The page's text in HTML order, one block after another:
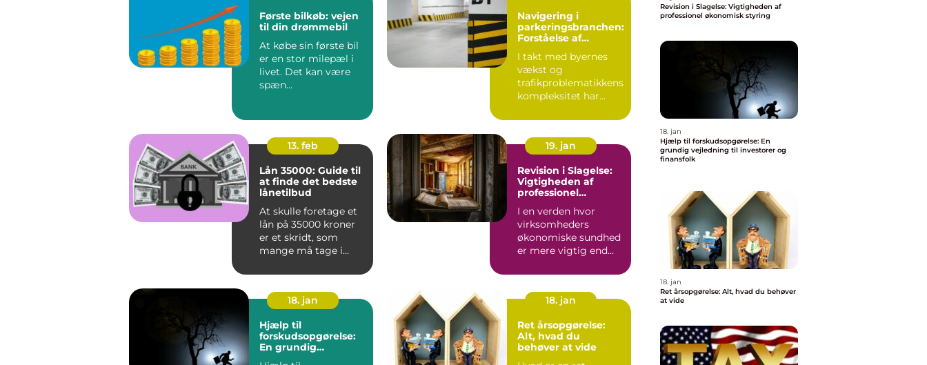
Første bilkøb: vejen
til din drømmebil
At købe sin første bil
er en stor milepæl i
livet. Det kan være
spæn...
Navigering i
parkeringsbranchen:
Forståelse af
s Rolle
I takt med byernes
vækst og
trafikproblematikkens
kompleksitet har
velstruktureret...
13. feb
Lån 35000: Guide til
at finde det bedste
lånetilbud
At skulle foretage et
lån på 35000 kroner
er et skridt, som
mange må tage i
større i...
19. jan
Revision i Slagelse:
Vigtigheden af
professionel
I en verden hvor
virksomheders
økonomiske sundhed
er mere vigtig end
behovet for komp...
18. jan
Hjælp til
forskudsopgørelse:
En grundig
18. jan
Ret årsopgørelse:
Alt, hvad du
behøver at vide
Revision i Slagelse: Vigtigheden af
professionel økonomisk styring
18. jan
Hjælp til forskudsopgørelse: En
grundig vejledning til investorer og
finansfolk
18. jan
Ret årsopgørelse: Alt, hvad du behøver
at vide